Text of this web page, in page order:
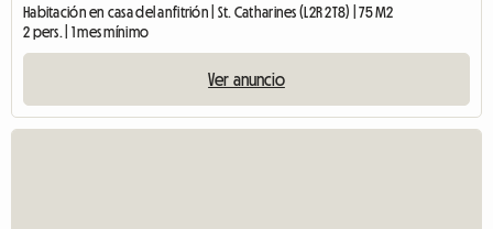
Habitación en casa del anfitrión | St. Catharines (L2R 2T8) | 75 M2
2 pers. | 1 mes mínimo
Ver anuncio